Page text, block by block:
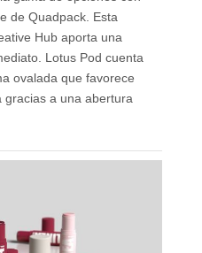
de Quadpack. Esta
Hub aporta una
Lotus Pod cuenta
ovalada que favorece
gracias a una abertura